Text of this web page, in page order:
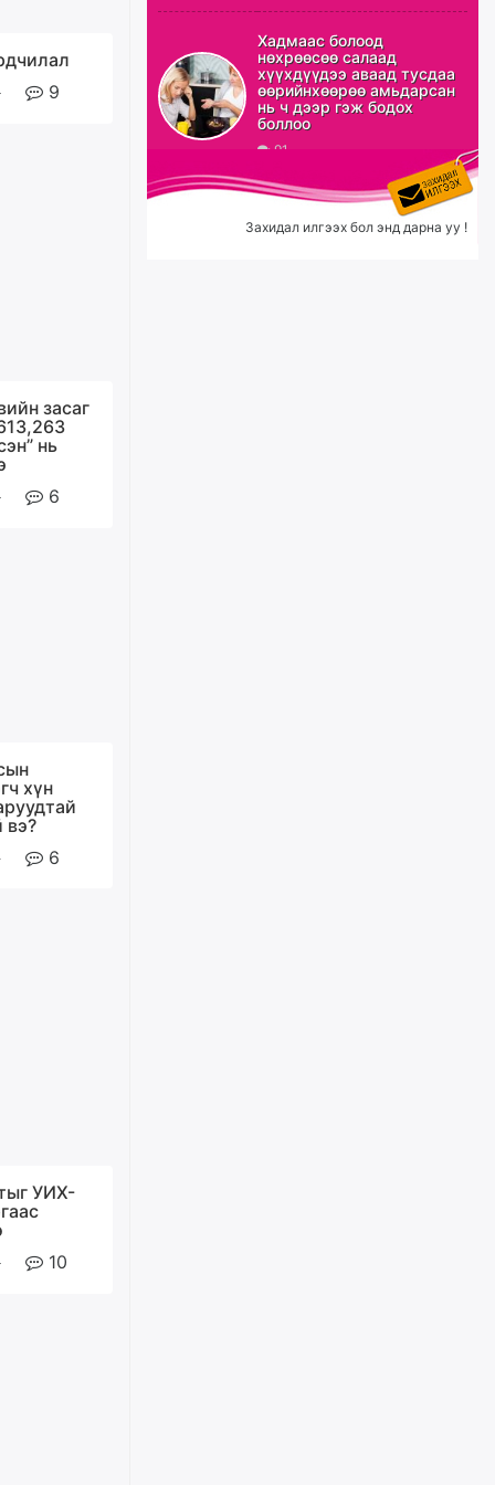
9
засаг
нь
6
хүн
вэ?
6
УИХ-
10
Эрэн хайж байна
14 цагийн өмнө
С.Амарсайхан: Орон сууцны
залилангаас сэргийлэхийн
тулд барилгатай холбоотой бүх
мэдээллийг харуулах шинэ
цахим систем танилцуулна
Хадмаас болоод
нөхрөөсөө салаад
хүүхдүүдээ аваад тусдаа
өөрийнхөөрөө амьдарсан
нь ч дээр гэж бодох
боллоо
91
Захидал илгээх бол энд дарна уу !